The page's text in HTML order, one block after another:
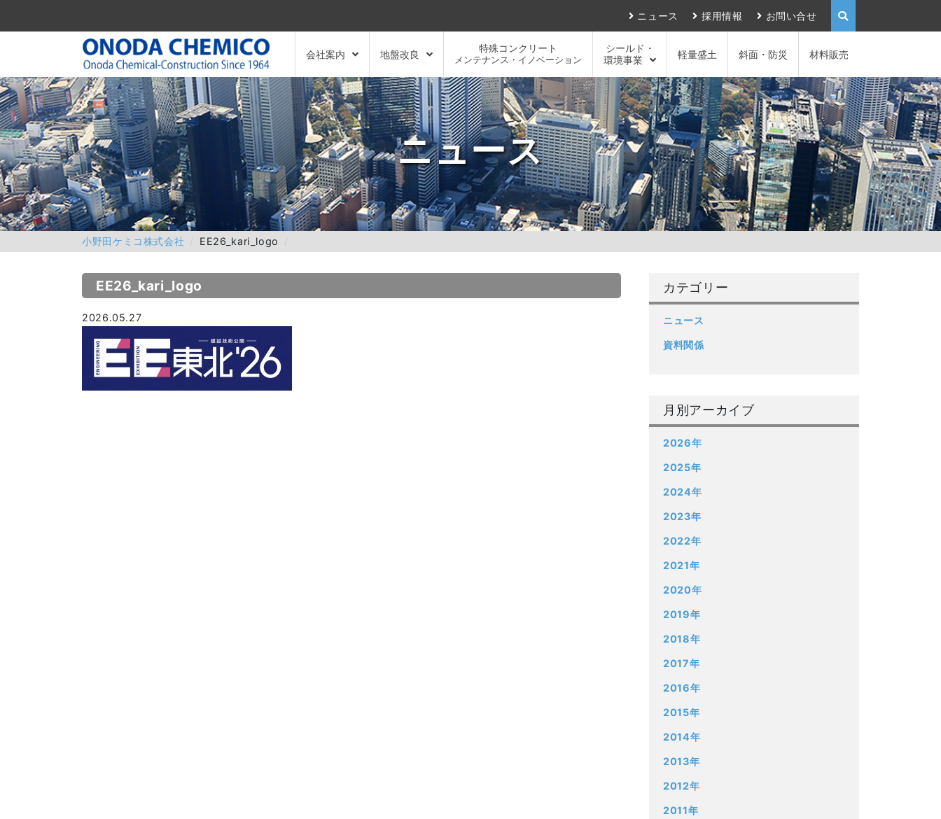
ニュース 採用情報 お問い合せ
会社案内 地盤改良
特殊コンクリート
メンテナンス・イノベーション
シールド・
環境事業
軽量盛土 斜面・防災 材料販売
ニュース
小野田ケミコ株式会社 EE26_kari_logo
EE26_kari_logo
2026.05.27
カテゴリー
ニュース
資料関係
月別アーカイブ
2026年
2025年
2024年
2023年
2022年
2021年
2020年
2019年
2018年
2017年
2016年
2015年
2014年
2013年
2012年
2011年